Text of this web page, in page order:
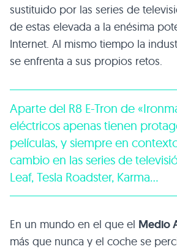
sustituido por las series de
de estas elevada a la enésima
Internet. Al mismo tiempo la
se enfrenta a sus propios retos.
Aparte del R8 E-Tron de
eléctricos apenas tienen
películas, y siempre en
cambio en las series de
Leaf, Tesla Roadster, Karma…
En un mundo en el que el Medio
más que nunca y el coche se